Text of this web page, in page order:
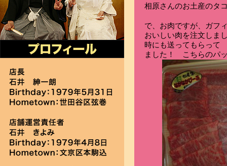
相原さんのお土産のタ
で、お肉ですが、ガフ
おいしい肉を注文し
時にも送ってもらって
ました！ こちらのパ